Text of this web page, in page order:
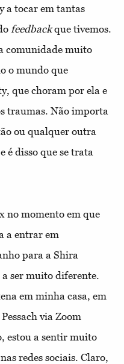
a tocar em tantas
feedbackque tivemos.
comunidade muito
o mundo que
que choram por ela e
traumas. Não importa
ou qualquer outra
é disso que se trata
no momento em que
a entrar em
para a Shira
ser muito diferente.
em minha casa, em
via Zoom
estou a sentir muito
redes sociais. Claro,